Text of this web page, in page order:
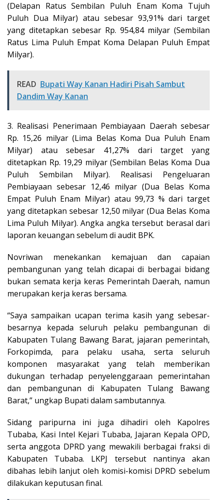
(Delapan Ratus Sembilan Puluh Enam Koma Tujuh
Puluh Dua Milyar) atau sebesar 93,91% dari target
yang ditetapkan sebesar Rp. 954,84 milyar (Sembilan
Ratus Lima Puluh Empat Koma Delapan Puluh Empat
Milyar).
READ Bupati Way Kanan Hadiri Pisah Sambut
Dandim Way Kanan
3. Realisasi Penerimaan Pembiayaan Daerah sebesar
Rp. 15,26 milyar (Lima Belas Koma Dua Puluh Enam
Milyar) atau sebesar 41,27% dari target yang
ditetapkan Rp. 19,29 milyar (Sembilan Belas Koma Dua
Puluh Sembilan Milyar). Realisasi Pengeluaran
Pembiayaan sebesar 12,46 milyar (Dua Belas Koma
Empat Puluh Enam Milyar) atau 99,73 % dari target
yang ditetapkan sebesar 12,50 milyar (Dua Belas Koma
Lima Puluh Milyar). Angka angka tersebut berasal dari
laporan keuangan sebelum di audit BPK.
Novriwan menekankan kemajuan dan capaian
pembangunan yang telah dicapai di berbagai bidang
bukan semata kerja keras Pemerintah Daerah, namun
merupakan kerja keras bersama.
“Saya sampaikan ucapan terima kasih yang sebesar-
besarnya kepada seluruh pelaku pembangunan di
Kabupaten Tulang Bawang Barat, jajaran pemerintah,
Forkopimda, para pelaku usaha, serta seluruh
komponen masyarakat yang telah memberikan
dukungan terhadap penyelenggaraan pemerintahan
dan pembangunan di Kabupaten Tulang Bawang
Barat,” ungkap Bupati dalam sambutannya.
Sidang paripurna ini juga dihadiri oleh Kapolres
Tubaba, Kasi Intel Kejari Tubaba, Jajaran Kepala OPD,
serta anggota DPRD yang mewakili berbagai fraksi di
Kabupaten Tubaba. LKPJ tersebut nantinya akan
dibahas lebih lanjut oleh komisi-komisi DPRD sebelum
dilakukan keputusan final.